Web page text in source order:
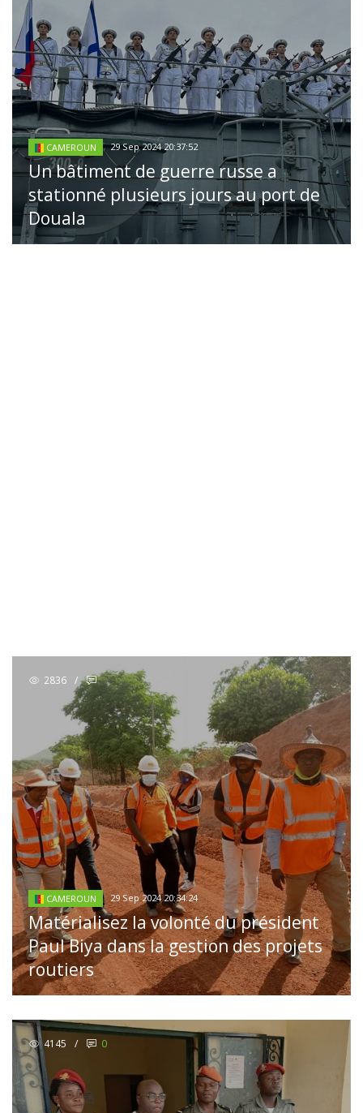
CAMEROUN 29 Sep 2024 20:37:52
Un bâtiment de guerre russe a
stationné plusieurs jours au port de
Douala
2836 /
CAMEROUN 29 Sep 2024 20:34:24
Matérialisez la volonté du président
Paul Biya dans la gestion des projets
routiers
4145 / 0